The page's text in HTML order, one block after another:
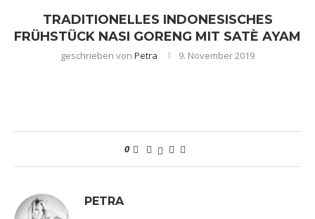
TRADITIONELLES INDONESISCHES
FRÜHSTÜCK NASI GORENG MIT SATÈ AYAM
geschrieben von Petra 9. November 2019
0
PETRA